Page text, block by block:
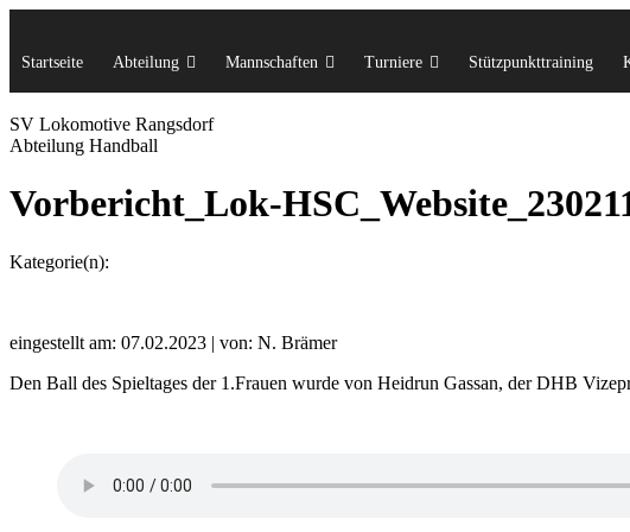
Startseite Abteilung Mannschaften Turniere Stützpunkttraining
SV Lokomotive Rangsdorf
Abteilung Handball
Vorbericht_Lok-
Kategorie(n):
eingestellt am: 07.02.2023 | von: N. Brämer
Den Ball des Spieltages der 1.Frauen wurde von Heidrun Gassan, der DHB